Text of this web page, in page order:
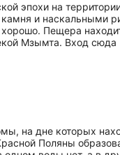
эпохи на
и наскальными
хорошо. Пещера
Мзымта. Вход
на дне которых
Поляны